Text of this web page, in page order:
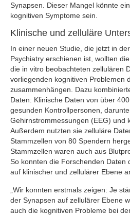
Synapsen. Dieser Mangel könnte
kognitiven Symptome sein.
Klinische und zelluläre
In einer neuen Studie, die jetzt in
Psychiatry erschienen ist, wollten
die in vitro beobachteten zellulären
vorliegenden kognitiven Problemen
zusammenhängen. Dazu
Daten: Klinische Daten von über
gesunden Kontrollpersonen,
Gehirnstrommessungen (EEG) und
Außerdem nutzten sie zelluläre
Stammzellen von 80 Spendern
Stammzellen waren auch aus
So konnten die Forschenden Daten
auf klinischer und zellulärer Ebene
„Wir konnten erstmals zeigen: Je
der Synapsen auf zellulärer Ebene
auch die kognitiven Probleme bei